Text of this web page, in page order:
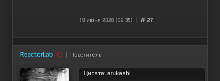
19 июня 2026 (09:35) 27
ReactorLab Посетитель
Цитата: arukashi